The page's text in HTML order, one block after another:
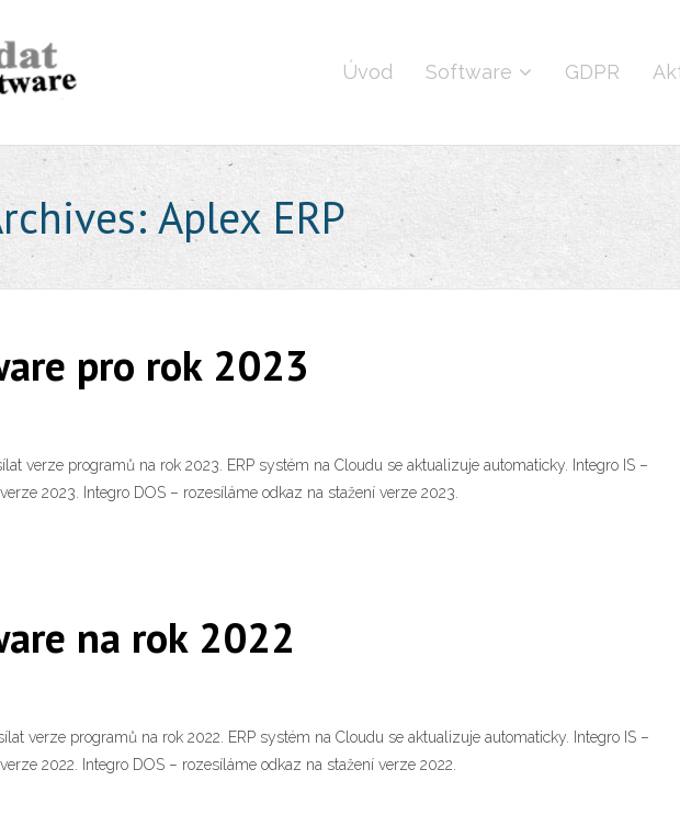
Úvod Software GDPR
Aplex ERP
pro rok 2023
verze programů na rok 2023. ERP systém na Cloudu se aktualizuje automaticky. Integro IS –
2023. Integro DOS – rozesíláme odkaz na stažení verze 2023.
na rok 2022
verze programů na rok 2022. ERP systém na Cloudu se aktualizuje automaticky. Integro IS –
2022. Integro DOS – rozesíláme odkaz na stažení verze 2022.